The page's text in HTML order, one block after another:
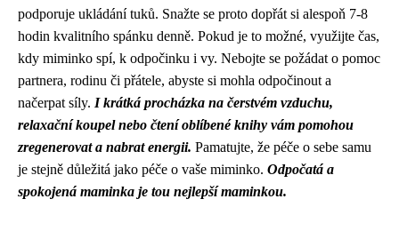
podporuje ukládání tuků. Snažte se proto dopřát si alespoň 7-8
hodin kvalitního spánku denně. Pokud je to možné, využijte čas,
kdy miminko spí, k odpočinku i vy. Nebojte se požádat o pomoc
partnera, rodinu či přátele, abyste si mohla odpočinout a
načerpat síly. I krátká procházka na čerstvém vzduchu,
relaxační koupel nebo čtení oblíbené knihy vám pomohou
zregenerovat a nabrat energii. Pamatujte, že péče o sebe samu
je stejně důležitá jako péče o vaše miminko. Odpočatá a
spokojená maminka je tou nejlepší maminkou.